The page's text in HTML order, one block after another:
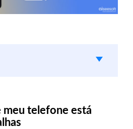
meu telefone está